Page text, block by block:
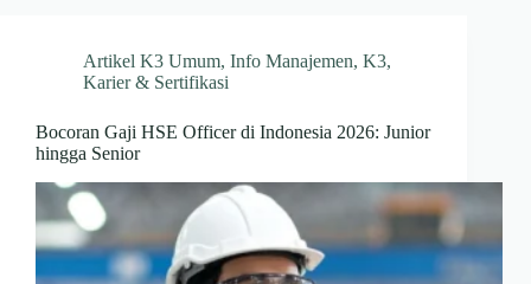
Artikel K3 Umum, Info Manajemen, K3,
Karier & Sertifikasi
Bocoran Gaji HSE Officer di Indonesia 2026: Junior
hingga Senior